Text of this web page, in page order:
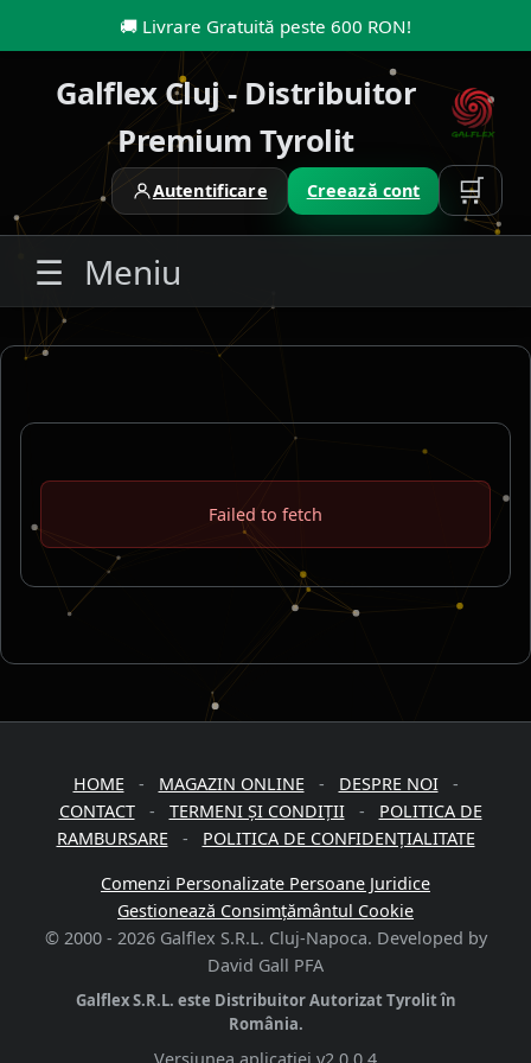
🚚 Livrare Gratuită peste 600 RON!
Galflex Cluj - Distribuitor
Premium Tyrolit
Autentificare Creează cont 🛒
☰ Meniu
Failed to fetch
HOME- MAGAZIN ONLINE- DESPRE NOI-
CONTACT- TERMENI ȘI CONDIȚII- POLITICA DE
RAMBURSARE- POLITICA DE CONFIDENȚIALITATE
Comenzi Personalizate Persoane Juridice
Gestionează Consimțământul Cookie
© 2000 - 2026 Galflex S.R.L. Cluj-Napoca. Developed by
David Gall PFA
Galflex S.R.L. este Distribuitor Autorizat Tyrolit în
România.